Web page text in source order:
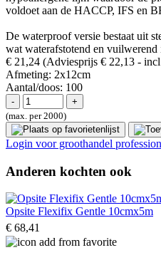
voldoet aan de HACCP, IFS en
De waterproof versie bestaat uit
wat waterafstotend en vuilwerend
€ 21,24 (Adviesprijs € 22,13 -
Afmeting: 2x12cm
Aantal/doos: 100
(max. per 2000)
Login voor groothandel
Anderen kochten ook
Opsite Flexifix Gentle 10cmx5m
€ 68,41